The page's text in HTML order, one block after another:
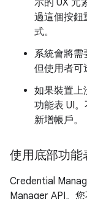
示的 UX 元
過這個按鈕
式。
系統會將需
但使用者可
如果裝置上
功能表 UI
新增帳戶。
使用底部功能
Credential
Manager API。